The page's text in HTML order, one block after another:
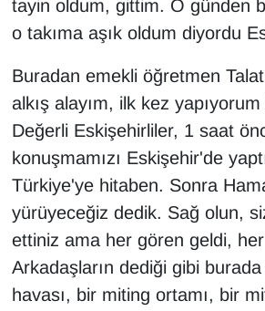
tayin oldum, gittim. O günden
o takıma aşık oldum diyordu
Buradan emekli öğretmen
alkış alayım, ilk kez
Değerli Eskişehirliler, 1 saat
konuşmamızı Eskişehir'de
Türkiye'ye hitaben. Sonra
yürüyeceğiz dedik. Sağ olun,
ettiniz ama her gören geldi,
Arkadaşların dediği gibi
havası, bir miting ortamı, bir